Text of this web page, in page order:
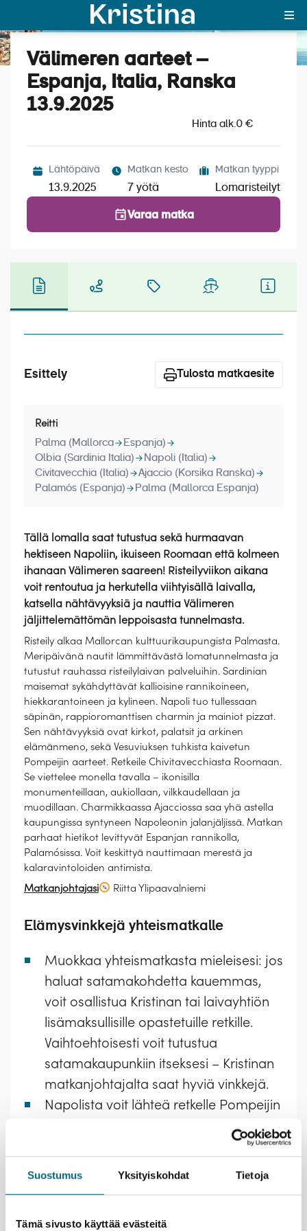
Suostumus Yksityiskohdat Tietoja
Tämä sivusto käyttää evästeitä
MAJAKKA-portaali
Suosikit
OTA YHTEYTTÄ
Matkakalenteri
Laivat
Meistä
Katso kuvat (5)
Välimeren aarteet –
Espanja, Italia, Ranska
13.9.2025
Hinta alk.0 €
Lähtöpäivä
13.9.2025
Matkan kesto
7 yötä
Matkan tyyppi
Lomaristeilyt
Varaa matka
Esittely Tulosta matkaesite
Reitti
Palma (Mallorca
Espanja)
Olbia (Sardinia Italia)
Napoli (Italia)
Civitavecchia (Italia)
Ajaccio (Korsika Ranska)
Palamós (Espanja)
Palma (Mallorca Espanja)
Tällä lomalla saat tutustua sekä hurmaavan
hektiseen Napoliin, ikuiseen Roomaan että kolmeen
ihanaan Välimeren saareen! Risteilyviikon aikana
voit rentoutua ja herkutella viihtyisällä laivalla,
katsella nähtävyyksiä ja nauttia Välimeren
jäljittelemättömän leppoisasta tunnelmasta.
Risteily alkaa Mallorcan kulttuurikaupungista Palmasta.
Meripäivänä nautit lämmittävästä lomatunnelmasta ja
tutustut rauhassa risteilylaivan palveluihin. Sardinian
maisemat sykähdyttävät kallioisine rannikoineen,
hiekkarantoineen ja kylineen. Napoli tuo tullessaan
säpinän, rappioromanttisen charmin ja mainiot pizzat.
Sen nähtävyyksiä ovat kirkot, palatsit ja arkinen
elämänmeno, sekä Vesuviuksen tuhkista kaivetun
Pompeijin aarteet. Retkeile Chivitavecchiasta Roomaan.
Se viettelee monella tavalla – ikonisilla
monumenteillaan, aukiollaan, vilkkaudellaan ja
muodillaan. Charmikkaassa Ajacciossa saa yhä astella
kaupungissa syntyneen Napoleonin jalanjäljissä. Matkan
parhaat hietikot levittyvät Espanjan rannikolla,
Palamósissa. Voit keskittyä nauttimaan merestä ja
kalaravintoloiden antimista.
Matkanjohtajasi
Riitta Ylipaavalniemi
Elämysvinkkejä yhteismatkalle
Muokkaa yhteismatkasta mieleisesi: jos
haluat satamakohdetta kauemmas,
voit osallistua Kristinan tai laivayhtiön
lisämaksullisille opastetuille retkille.
Vaihtoehtoisesti voit tutustua
satamakaupunkiin itseksesi – Kristinan
matkanjohtajalta saat hyviä vinkkejä.
Napolista voit lähteä retkelle Pompeijin
huikeaan rauniokaupunkiin. Toisaalta
myös itse Napoli on kiehtova; sen
laajimpia ja Unescon